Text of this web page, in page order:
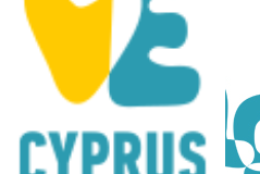
LINARI TAVERN
LINARI TAVERN